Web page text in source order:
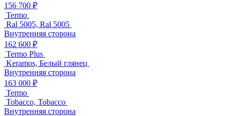
156 700 ₽
Termo
Ral 5005, Ral 5005
Внутренняя сторона
162 600 ₽
Termo Plus
Keramos, Белый глянец
Внутренняя сторона
163 000 ₽
Termo
Tobacco, Tobacco
Внутренняя сторона